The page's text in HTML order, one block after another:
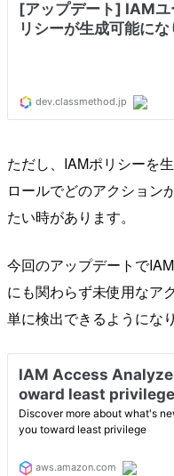
ただし、IAMポリシーを
ロールでどのアクション
たい時があります。
今回のアップデートで
にも関わらず未使用なア
単に検出できるようにな